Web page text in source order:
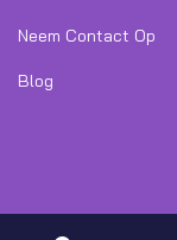
Neem Contact Op
Blog